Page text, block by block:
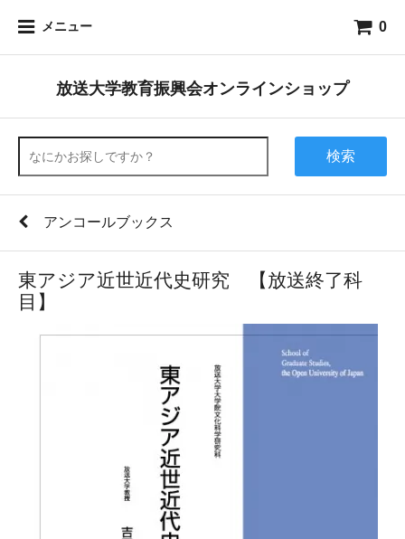
メニュー 0
放送大学教育振興会オンラインショップ
検索
アンコールブックス
東アジア近世近代史研究 【放送終了科
目】